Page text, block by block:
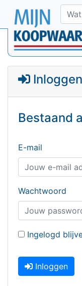
Inloggen
Bestaand
E-mail
Wachtwoord
Ingelogd
Inloggen